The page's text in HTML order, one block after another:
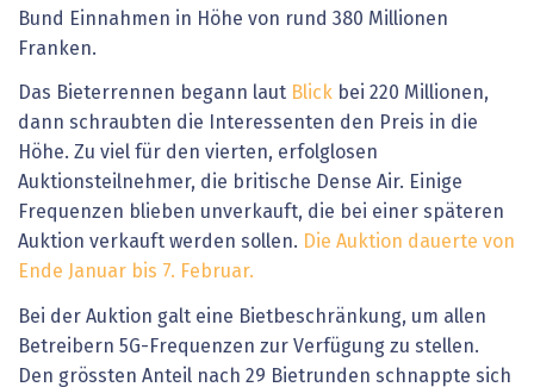
Bund Einnahmen in Höhe von rund 380 Millionen
Franken.
Das Bieterrennen begann laut Blick bei 220 Millionen,
dann schraubten die Interessenten den Preis in die
Höhe. Zu viel für den vierten, erfolglosen
Auktionsteilnehmer, die britische Dense Air. Einige
Frequenzen blieben unverkauft, die bei einer späteren
Auktion verkauft werden sollen. Die Auktion dauerte von
Ende Januar bis 7. Februar.
Bei der Auktion galt eine Bietbeschränkung, um allen
Betreibern 5G-Frequenzen zur Verfügung zu stellen.
Den grössten Anteil nach 29 Bietrunden schnappte sich